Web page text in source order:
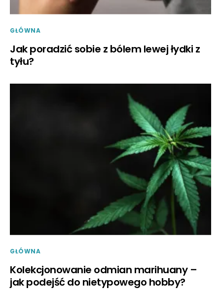
GŁÓWNA
Jak poradzić sobie z bólem lewej łydki z
tyłu?
GŁÓWNA
Kolekcjonowanie odmian marihuany –
jak podejść do nietypowego hobby?